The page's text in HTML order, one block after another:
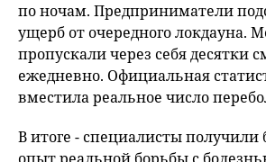
по ночам. Предприниматели
ущерб от очередного локдауна.
пропускали через себя десятки
ежедневно. Официальная
вместила реальное число
В итоге - специалисты